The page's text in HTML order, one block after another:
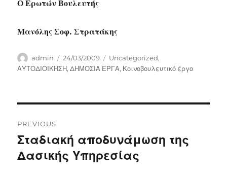
Ο Ερωτών Βουλευτής
Μανόλης Σοφ. Στρατάκης
Author
admin
Posted
on
24/03/2009 Categories
Uncategorized,
ΑΥΤΟΔΙΟΙΚΗΣΗ,ΔΗΜΟΣΙΑ ΕΡΓΑ, Κοινοβουλευτικό έργο
navigation
PREVIOUS
Previous
post:
Σταδιακή αποδυνάμωση της
Δασικής Υπηρεσίας